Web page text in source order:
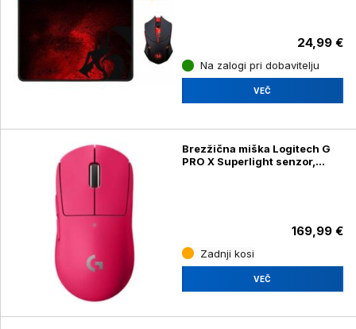
24,99 €
Na zalogi pri dobavitelju
VEČ
Brezžična miška Logitech G
PRO X Superlight senzor,
169,99 €
Zadnji kosi
VEČ